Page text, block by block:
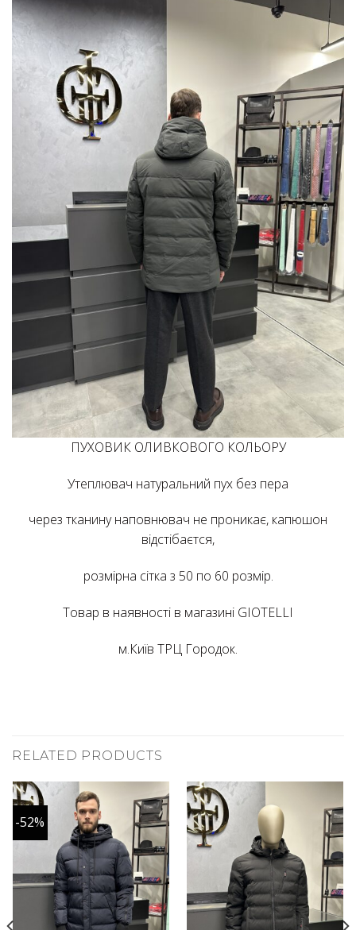
ПУХОВИК ОЛИВКОВОГО КОЛЬОРУ
Утеплювач натуральний пух без пера
через тканину наповнювач не проникає, капюшон
відстібаєтся,
розмірна сітка з 50 по 60 розмір.
Товар в наявності в магазині GIOTELLI
м.Київ ТРЦ Городок.
RELATED PRODUCTS
-52%